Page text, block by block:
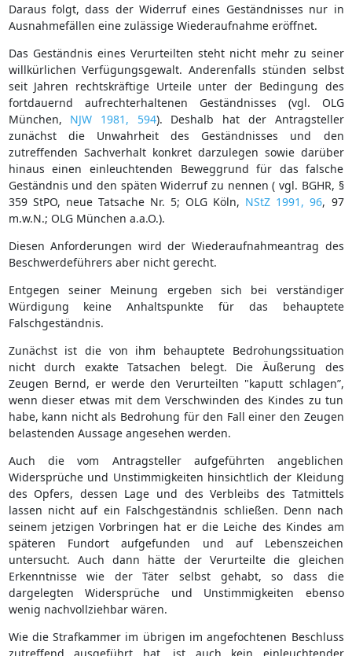
Daraus folgt, dass der Widerruf eines Geständnisses nur in
Ausnahmefällen eine zulässige Wiederaufnahme eröffnet.
Das Geständnis eines Verurteilten steht nicht mehr zu seiner
willkürlichen Verfügungsgewalt. Anderenfalls stünden selbst
seit Jahren rechtskräftige Urteile unter der Bedingung des
fortdauernd aufrechterhaltenen Geständnisses (vgl. OLG
München, NJW 1981, 594). Deshalb hat der Antragsteller
zunächst die Unwahrheit des Geständnisses und den
zutreffenden Sachverhalt konkret darzulegen sowie darüber
hinaus einen einleuchtenden Beweggrund für das falsche
Geständnis und den späten Widerruf zu nennen ( vgl. BGHR, §
359 StPO, neue Tatsache Nr. 5; OLG Köln, NStZ 1991, 96, 97
m.w.N.; OLG München a.a.O.).
Diesen Anforderungen wird der Wiederaufnahmeantrag des
Beschwerdeführers aber nicht gerecht.
Entgegen seiner Meinung ergeben sich bei verständiger
Würdigung keine Anhaltspunkte für das behauptete
Falschgeständnis.
Zunächst ist die von ihm behauptete Bedrohungssituation
nicht durch exakte Tatsachen belegt. Die Äußerung des
Zeugen Bernd, er werde den Verurteilten "kaputt schlagen”,
wenn dieser etwas mit dem Verschwinden des Kindes zu tun
habe, kann nicht als Bedrohung für den Fall einer den Zeugen
belastenden Aussage angesehen werden.
Auch die vom Antragsteller aufgeführten angeblichen
Widersprüche und Unstimmigkeiten hinsichtlich der Kleidung
des Opfers, dessen Lage und des Verbleibs des Tatmittels
lassen nicht auf ein Falschgeständnis schließen. Denn nach
seinem jetzigen Vorbringen hat er die Leiche des Kindes am
späteren Fundort aufgefunden und auf Lebenszeichen
untersucht. Auch dann hätte der Verurteilte die gleichen
Erkenntnisse wie der Täter selbst gehabt, so dass die
dargelegten Widersprüche und Unstimmigkeiten ebenso
wenig nachvollziehbar wären.
Wie die Strafkammer im übrigen im angefochtenen Beschluss
zutreffend ausgeführt hat, ist auch kein einleuchtender